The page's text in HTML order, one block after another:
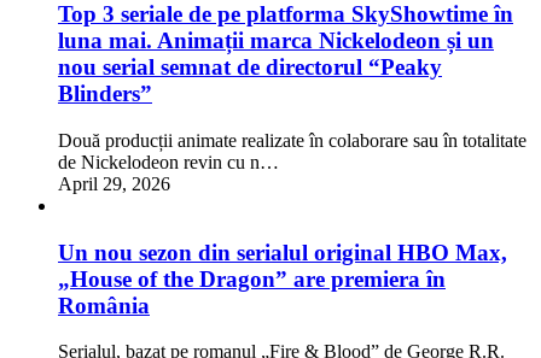
Top 3 seriale de pe platforma SkyShowtime în
luna mai. Animații marca Nickelodeon și un
nou serial semnat de directorul “Peaky
Blinders”
Două producții animate realizate în colaborare sau în totalitate
de Nickelodeon revin cu n…
April 29, 2026
Un nou sezon din serialul original HBO Max,
„House of the Dragon” are premiera în
România
Serialul, bazat pe romanul „Fire & Blood” de George R.R.